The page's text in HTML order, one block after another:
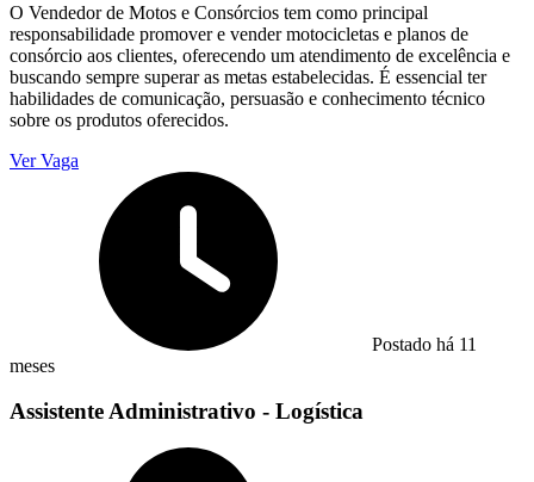
O Vendedor de Motos e Consórcios tem como principal
responsabilidade promover e vender motocicletas e planos de
consórcio aos clientes, oferecendo um atendimento de excelência e
buscando sempre superar as metas estabelecidas. É essencial ter
habilidades de comunicação, persuasão e conhecimento técnico
sobre os produtos oferecidos.
Ver Vaga
Postado há 11
meses
Assistente Administrativo - Logística